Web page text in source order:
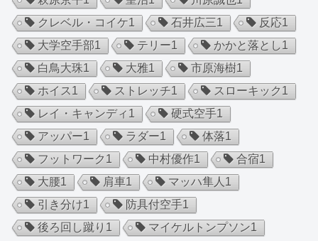
クレベル・コイケ1 石井広三1 反応1
大学空手部1 テリー1 かかと落とし1
白鳥大珠1 大雅1 市原海樹1
ホイス1 ストレッチ1 スローキック1
レイ・キャンディ 1 硬式空手1
アッパー1 ラダー1 体落1
フットワーク1 中村優作1 合宿1
大腰1 肩車1 マッハ隼人 1
引き分け1 防具付空手1
後ろ回し蹴り 1 マイケルトンプソン1